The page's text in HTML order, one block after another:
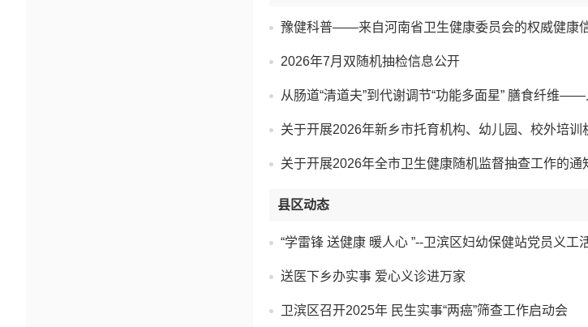
豫健科普——来自河南省卫生健康委员会的权威健康
2026年7月双随机抽检信息公开
从肠道“清道夫”到代谢调节“功能多面星” 膳食纤维——
关于开展2026年新乡市托育机构、幼儿园、校外培训
关于开展2026年全市卫生健康随机监督抽查工作的通
县区动态
“学雷锋 送健康 暖人心 ”--卫滨区妇幼保健站党员义工
送医下乡办实事 爱心义诊进万家
卫滨区召开2025年 民生实事“两癌”筛查工作启动会